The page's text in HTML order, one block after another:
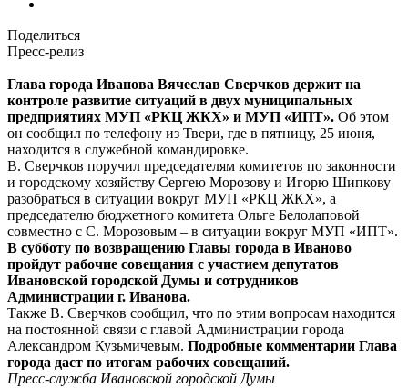
Поделиться
Пресс-релиз
Глава города Иванова Вячеслав Сверчков держит на
контроле развитие ситуаций в двух муниципальных
предприятиях МУП «РКЦ ЖКХ» и МУП «ИПТ». Об этом
он сообщил по телефону из Твери, где в пятницу, 25 июня,
находится в служебной командировке.
В. Сверчков поручил председателям комитетов по законности
и городскому хозяйству Сергею Морозову и Игорю Шипкову
разобраться в ситуации вокруг МУП «РКЦ ЖКХ», а
председателю бюджетного комитета Ольге Белолаповой
совместно с С. Морозовым – в ситуации вокруг МУП «ИПТ».
В субботу по возвращению Главы города в Иваново
пройдут рабочие совещания с участием депутатов
Ивановской городской Думы и сотрудников
Администрации г. Иванова.
Также В. Сверчков сообщил, что по этим вопросам находится
на постоянной связи с главой Администрации города
Александром Кузьмичевым. Подробные комментарии Глава
города даст по итогам рабочих совещаний.
Пресс-служба Ивановской городской Думы